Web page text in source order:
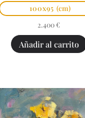
100x95 (cm)
2.400 €
Añadir al carrito